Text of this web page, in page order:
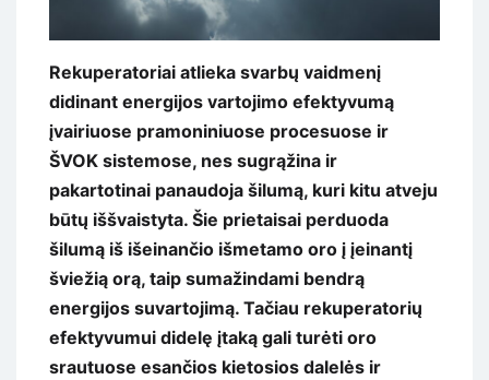
Rekuperatoriai atlieka svarbų vaidmenį
didinant energijos vartojimo efektyvumą
įvairiuose pramoniniuose procesuose ir
ŠVOK sistemose, nes sugrąžina ir
pakartotinai panaudoja šilumą, kuri kitu atveju
būtų iššvaistyta. Šie prietaisai perduoda
šilumą iš išeinančio išmetamo oro į įeinantį
šviežią orą, taip sumažindami bendrą
energijos suvartojimą. Tačiau rekuperatorių
efektyvumui didelę įtaką gali turėti oro
srautuose esančios kietosios dalelės ir